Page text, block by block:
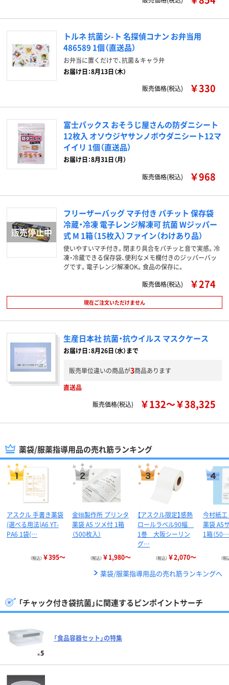
トルネ 抗菌シ-ト 名探偵コナン お弁当用
486589 1個（直送品）
お弁当に置くだけで、抗菌＆キャラ弁
お届け日：8月13日（木）
販売価格(税込)
￥330
富士パックス おそうじ屋さんの防ダニシート
12枚入 オソウジヤサンノボウダニシート12マ
イイリ 1個（直送品）
お届け日：8月31日（月）
販売価格(税込)
￥968
フリーザーバッグ マチ付き パチット 保存袋
冷蔵・冷凍 電子レンジ解凍可 抗菌 Wジッパー
式 M 1箱（15枚入）ファイン（わけあり品）
使いやすいマチ付き。閉まり具合をパチッと音で実感。冷
凍・冷蔵できる保存袋、便利なメモ欄付きのジッパーバッ
グです。電子レンジ解凍OK。食品の保存に。
販売価格(税込)
￥274
現在ご注文いただけません
生産日本社 抗菌・抗ウイルス マスクケース
お届け日：8月26日（水）まで
販売単位違いの商品が3商品あります
直送品
販売価格(税込)
￥132～￥38,325
薬袋/服薬指導用品の売れ筋ランキング
アスクル 手書き薬袋
(選べる用法)A6 YT-
PA6 1袋(…
（税込） ￥395～
金鵄製作所 プリンタ
薬袋 A5 ツメ付 1箱
（500枚入）
（税込） ￥1,980～
【アスクル限定】感熱
ロールラベル90幅
1巻 大阪シーリン
グ…
（税込） ￥2,070～
今村紙
薬袋 A5
1箱（50…
（税
薬袋/服薬指導用品の売れ筋ランキングへ
「チャック付き袋抗菌」に関連するピンポイントサーチ
「食品容器セット」の特集